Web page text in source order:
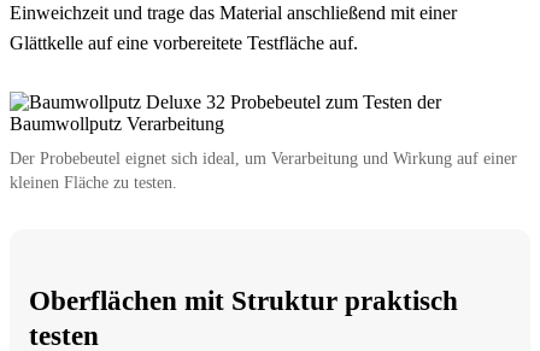
Einweichzeit und trage das Material anschließend mit einer
Glättkelle auf eine vorbereitete Testfläche auf.
Der Probebeutel eignet sich ideal, um Verarbeitung und Wirkung auf einer
kleinen Fläche zu testen.
Oberflächen mit Struktur praktisch
testen